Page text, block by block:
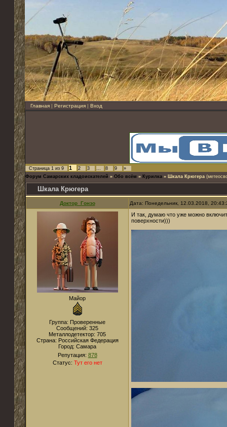
Главная | Регистрация | Вход
Страница 1 из 9 1 2 3 … 8 9
»
Форум Самарских кладоискателей » Обо всём » Курилка » Шкала Крюгера
Шкала Крюгера
Доктор_Гонзо Дата: Понедельник, 12.03.2018,
Майор
Группа: Проверенные
Сообщений: 325
Металлодетектор: 705
Страна: Российская Федерация
Город: Самара
Репутация: 878
Статус: Тут его нет
И так, думаю что уже можно
поверхности)))